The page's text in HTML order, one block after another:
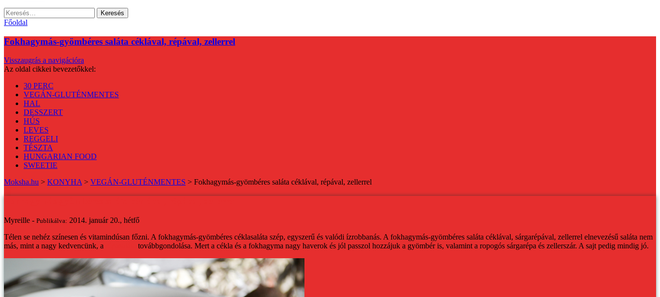
Keresés:
Főoldal
Fokhagymás-gyömbéres saláta céklával, répával, zellerrel
Visszaugrás a navigációra
Az oldal cikkei bevezetőkkel:
30 PERC
VEGÁN-GLUTÉNMENTES
HAL
DESSZERT
HÚS
LEVES
REGGELI
TÉSZTA
HUNGARIAN FOOD
SWEETIE
Moksha.hu > KONYHA> VEGÁN-GLUTÉNMENTES > Fokhagymás-gyömbéres saláta céklával, répával, zellerrel
Myreille - Publikálva: 2014. január 20., hétfő
Télen se nehéz színesen és vitamindúsan főzni. A fokhagymás-gyömbéres céklasaláta szép, egyszerű és valódi ízrobbanás. A fokhagymás-gyömbéres saláta céklával, sárgarépával, zellerrel elnevezésű saláta nem
más, mint a nagy kedvencünk, a
továbbgondolása. Mert a cékla és a fokhagyma nagy haverok és jól passzol hozzájuk a gyömbér is, valamint a ropogós sárgarépa és zellerszár. A sajt pedig mindig jó.